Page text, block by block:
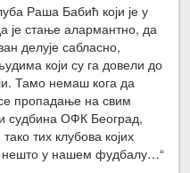
Раша Бабић који је у
је стање алармантно, да
делује сабласно,
који су га довели до
Тамо немаш кога да
пропадање на свим
судбина ОФК Београд,
тих клубова којих
у нашем фудбалу…“